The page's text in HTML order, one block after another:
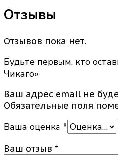
Отзывы
Отзывов пока нет.
Будьте первым, кто
Чикаго»
Ваш адрес email не
Обязательные поля
Ваша оценка *
Ваш отзыв *